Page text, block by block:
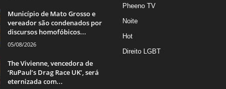
Município de Mato Grosso e
vereador são condenados por
discursos homofóbicos...
05/08/2026
The Vivienne, vencedora de
‘RuPaul’s Drag Race UK’, será
eternizada com...
Pheeno TV
Noite
Hot
Direito LGBT